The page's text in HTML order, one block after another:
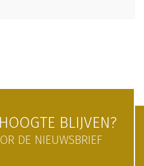
BLIJVEN?
DE NIEUWSBRIEF